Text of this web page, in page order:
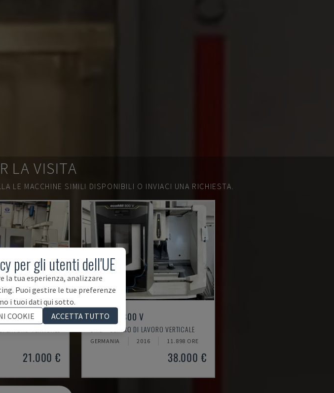
LA VISITA
LE MACCHINE SIMILI DISPONIBILI O INVIACI UNA RICHIESTA.
21.000 €
ECOMILL 800 V
DMG - CENTRO DI LAVORO VERTICALE
GERMANIA 2016 11.898 ORE
38.000 €
per gli utenti dell'UE
la tua esperienza, analizzare
Puoi gestire le tue preferenze
i tuoi dati qui sotto.
COOKIE
ACCETTA TUTTO